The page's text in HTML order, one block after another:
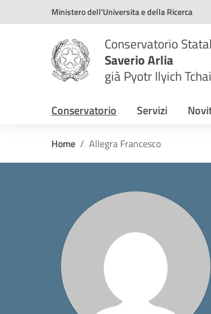
Vai ai contenuti
Vai al menu di navigazioneMinistero dell'Universita e della Ricerca
Conservatorio
Saverio Arlia
già Pyotr Ilyich
Conservatorio Servizi
Home Allegra Francesco